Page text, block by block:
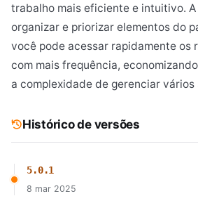
trabalho mais eficiente e intuitivo.
organizar e priorizar elementos do
você pode acessar rapidamente os
com mais frequência,
a complexidade de gerenciar vários
Histórico de versões
5.0.1
8 mar 2025